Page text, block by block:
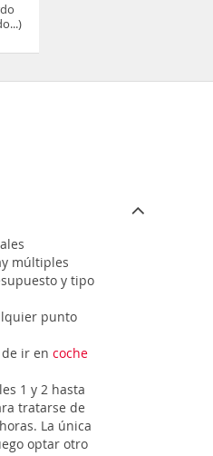
múltiples
y tipo
punto
ir en coche
1 y 2 hasta
tratarse de
La única
optar otro